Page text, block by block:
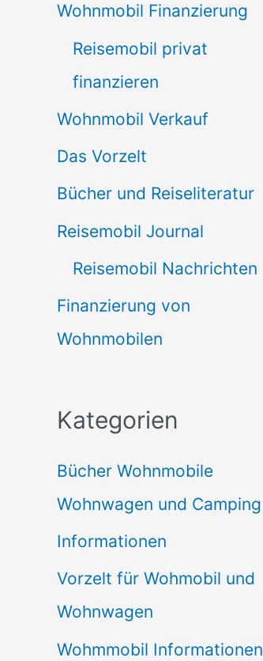
Wohnmobil Finanzierung
Reisemobil privat
finanzieren
Wohnmobil Verkauf
Das Vorzelt
Bücher und Reiseliteratur
Reisemobil Journal
Reisemobil Nachrichten
Finanzierung von
Wohnmobilen
Kategorien
Bücher Wohnmobile
Wohnwagen und Camping
Informationen
Vorzelt für Wohmobil und
Wohnwagen
Wohmmobil Informationen